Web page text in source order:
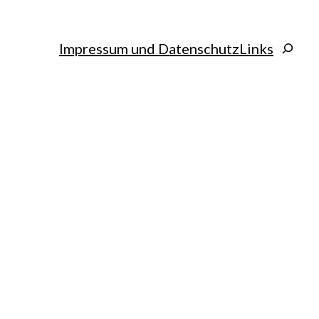
Impressum und DatenschutzLinks Search